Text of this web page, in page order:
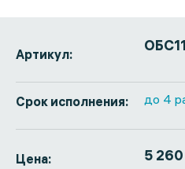
Артикул:
Срок исполнения: до 4
Цена: 5